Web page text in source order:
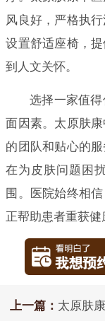
风良好，严格执
设置舒适座椅，
到人文关怀。
选择一家值
面因素。太原肤
的团队和贴心的
在为皮肤问题困
围。医院始终相
正帮助患者重获健
上一篇： 太原肤